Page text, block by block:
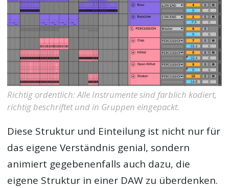
Richtig ordentlich: Alle Instrumente sind farblich kodiert,
richtig beschriftet und in Gruppen eingepackt.
Diese Struktur und Einteilung ist nicht nur für
das eigene Verständnis genial, sondern
animiert gegebenenfalls auch dazu, die
eigene Struktur in einer DAW zu überdenken.